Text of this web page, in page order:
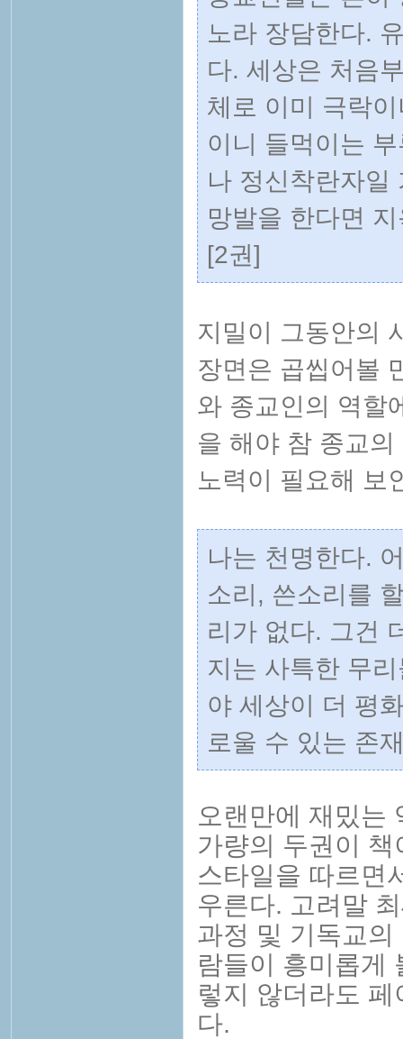
노라 장담한다.
다. 세상은 처음
체로 이미 극락
이니 들먹이는
나 정신착란자일
망발을 한다면
[2권]
지밀이 그동안의
장면은 곱씹어볼
와 종교인의 역할
을 해야 참 종교
노력이 필요해 보
나는 천명한다.
소리, 쓴소리를
리가 없다. 그건
지는 사특한 무
야 세상이 더 평
로울 수 있는 존
오랜만에 재밌는
가량의 두권이
스타일을 따르면
우른다. 고려말
과정 및 기독교
람들이 흥미롭게
렇지 않더라도
다.